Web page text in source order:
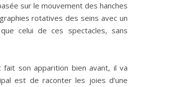
sur le mouvement des hanches
rotatives des seins avec un
celui de ces spectacles, sans
fait son apparition bien avant, il va
est de raconter les joies d’une